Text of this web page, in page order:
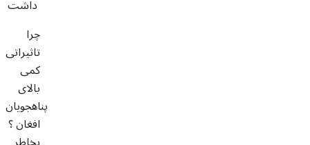
چرا
تاثیراتی
کمی
بالای
پناهجویان
افغان ؟